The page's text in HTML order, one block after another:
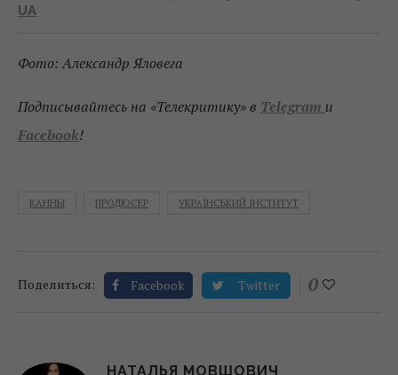
UA
Фото: Александр Яловега
Подписывайтесь на «Телекритику» в Telegram и
Facebook!
КАННЫ ПРОДЮСЕР УКРАЇНСЬКИЙ ІНСТИТУТ
Поделиться: Facebook Twitter 0
НАТАЛЬЯ МОВШОВИЧ